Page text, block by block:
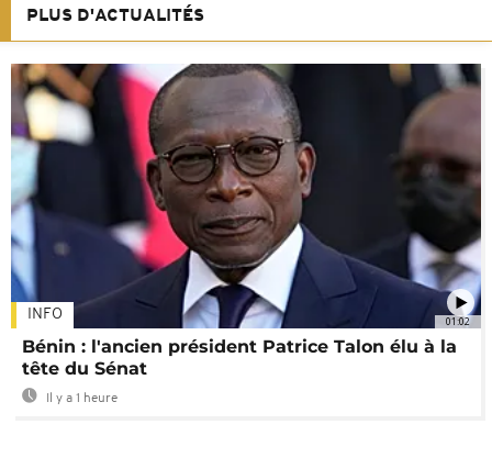
PLUS D'ACTUALITÉS
01:02
INFO
Bénin : l'ancien président Patrice Talon élu à la
tête du Sénat
Il y a 1 heure